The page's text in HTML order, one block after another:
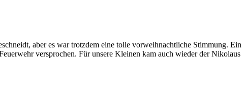
aber es war trotzdem eine tolle vorweihnachtliche Stimmung. Ein
versprochen. Für unsere Kleinen kam auch wieder der Nikolaus